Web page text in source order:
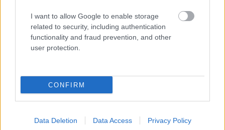
I want to allow Google to enable storage
related to security, including authentication
functionality and fraud prevention, and other
user protection.
CONFIRM
Data Deletion Data Access Privacy Policy
valamelyest enyhült a forróság. A Copernicus ...